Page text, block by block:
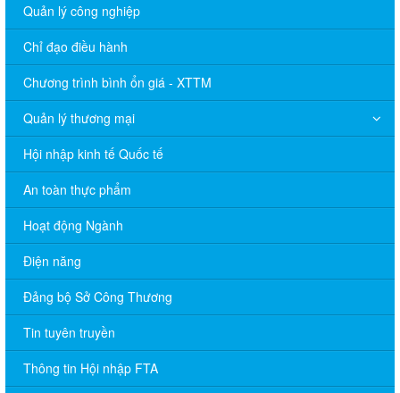
Quản lý công nghiệp
Chỉ đạo điều hành
Chương trình bình ổn giá - XTTM
Quản lý thương mại
Hội nhập kinh tế Quốc tế
An toàn thực phẩm
Hoạt động Ngành
Điện năng
Đảng bộ Sở Công Thương
Tin tuyên truyền
Thông tin Hội nhập FTA